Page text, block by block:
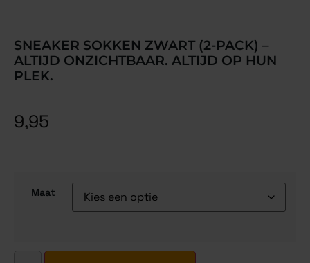
SNEAKER SOKKEN ZWART (2-PACK) –
ALTIJD ONZICHTBAAR. ALTIJD OP HUN
PLEK.
9,95
Maat